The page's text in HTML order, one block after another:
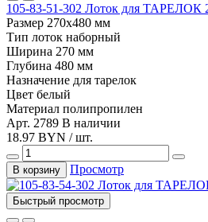
105-83-51-302 Лоток для
Размер 270х480 мм
Тип лоток наборный
Ширина 270 мм
Глубина 480 мм
Назначение для тарелок
Цвет белый
Материал полипропилен
Арт. 2789 В наличии
18.97 BYN / шт.
В корзину Просмотр
Быстрый просмотр